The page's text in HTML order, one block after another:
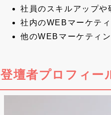
社員のスキルアップ
社内のWEBマーケテ
他のWEBマーケティ
登壇者プロフィー